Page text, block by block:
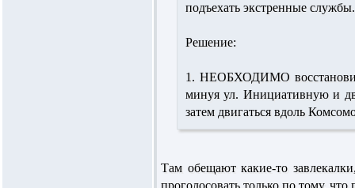
подъехать экстренные службы.
Решение:
1. НЕОБХОДИМО
минуя ул. Инициативную и
затем двигаться вдоль
Там обещают какие-то
проголосовать только по тому,